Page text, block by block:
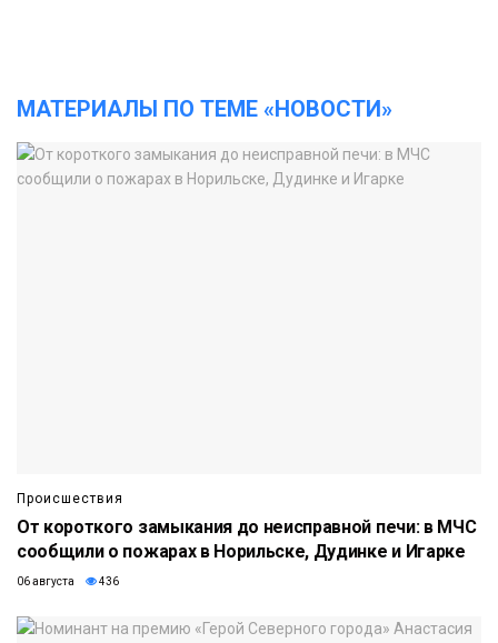
МАТЕРИАЛЫ ПО ТЕМЕ «НОВОСТИ»
Происшествия
От короткого замыкания до неисправной печи: в МЧС
сообщили о пожарах в Норильске, Дудинке и Игарке
06 августа 436